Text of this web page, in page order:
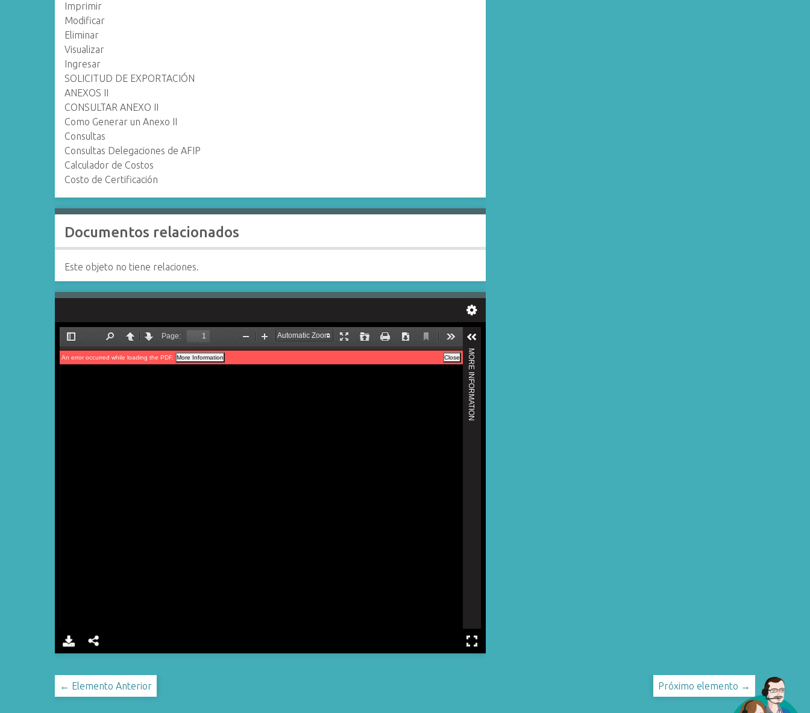
Imprimir
Modificar
Eliminar
Visualizar
Ingresar
SOLICITUD DE EXPORTACIÓN
ANEXOS II
CONSULTAR ANEXO II
Como Generar un Anexo II
Consultas
Consultas Delegaciones de AFIP
Calculador de Costos
Costo de Certificación
Documentos relacionados
Este objeto no tiene relaciones.
← Elemento Anterior Próximo elemento →